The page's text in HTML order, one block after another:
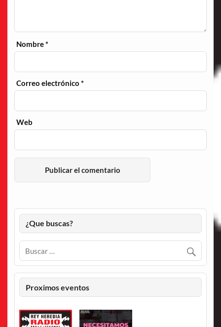
Nombre*
Correo electrónico*
Web
¿Que buscas?
Proximos eventos